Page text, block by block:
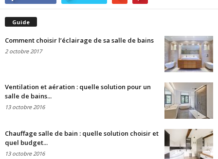
Guide
Comment choisir l’éclairage de sa salle de bains
2 octobre 2017
Ventilation et aération : quelle solution pour un
salle de bains...
13 octobre 2016
Chauffage salle de bain : quelle solution choisir et
quel budget...
13 octobre 2016